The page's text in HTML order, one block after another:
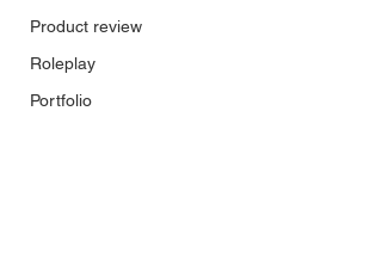
Product review
Roleplay
Portfolio